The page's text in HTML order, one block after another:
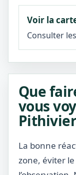
Voir la
Consulter
Que
vous
La bonne
zone, éviter